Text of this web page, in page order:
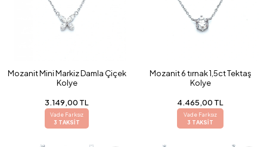
Mozanit Mini Markiz Damla Çiçek
Kolye
3.149,00 TL
Vade Farksız
3 TAKSİT
Mozanit 6 tırnak 1,5ct Tektaş
Kolye
4.465,00 TL
Vade Farksız
3 TAKSİT